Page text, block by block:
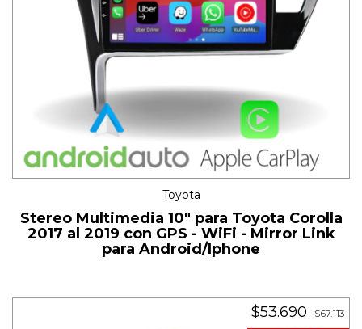
Toyota
Stereo Multimedia 10" para Toyota Corolla
2017 al 2019 con GPS - WiFi - Mirror Link
para Android/Iphone
$53.690 $67.113